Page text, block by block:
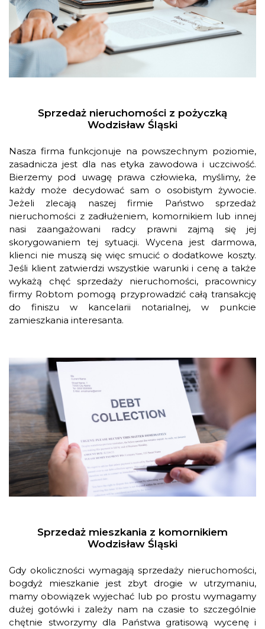
Sprzedaż nieruchomości z pożyczką
Wodzisław Śląski
Nasza firma funkcjonuje na powszechnym poziomie,
zasadnicza jest dla nas etyka zawodowa i uczciwość.
Bierzemy pod uwagę prawa człowieka, myślimy, że
każdy może decydować sam o osobistym żywocie.
Jeżeli zlecają naszej firmie Państwo sprzedaż
nieruchomości z zadłużeniem, komornikiem lub innej
nasi zaangażowani radcy prawni zajmą się jej
skorygowaniem tej sytuacji. Wycena jest darmowa,
klienci nie muszą się więc smucić o dodatkowe koszty.
Jeśli klient zatwierdzi wszystkie warunki i cenę a także
wykażą chęć sprzedaży nieruchomości, pracownicy
firmy Robtom pomogą przyprowadzić całą transakcję
do finiszu w kancelarii notarialnej, w punkcie
zamieszkania interesanta.
Sprzedaż mieszkania z komornikiem
Wodzisław Śląski
Gdy okoliczności wymagają sprzedaży nieruchomości,
bogdyż mieszkanie jest zbyt drogie w utrzymaniu,
mamy obowiązek wyjechać lub po prostu wymagamy
dużej gotówki i zależy nam na czasie to szczególnie
chętnie stworzymy dla Państwa gratisową wycenę i